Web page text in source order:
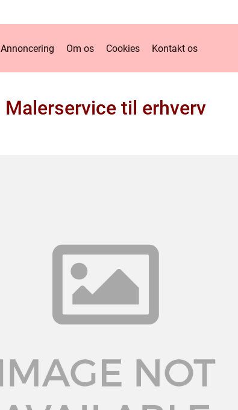
Annoncering Om os Cookies Kontakt os
Malerservice til erhverv